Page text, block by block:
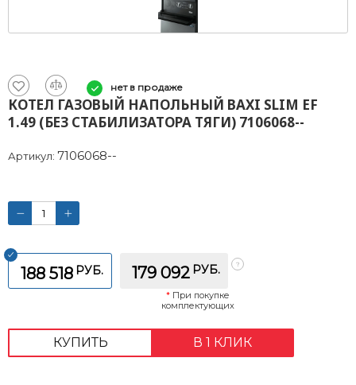
нет в продаже
КОТЕЛ ГАЗОВЫЙ НАПОЛЬНЫЙ BAXI SLIM EF
1.49 (БЕЗ СТАБИЛИЗАТОРА ТЯГИ) 7106068--
Артикул: 7106068--
188 518 РУБ. 179 092 РУБ.
* При покупке
комплектующих
КУПИТЬ В 1 КЛИК